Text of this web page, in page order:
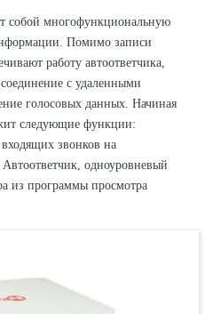
собой многофункциональную
Помимо записи
работу автоответчика,
соединение с удаленными
голосовых данных. Начиная
следующие функции:
входящих звонков на
Автоответчик, одноуровневый
из программы просмотра